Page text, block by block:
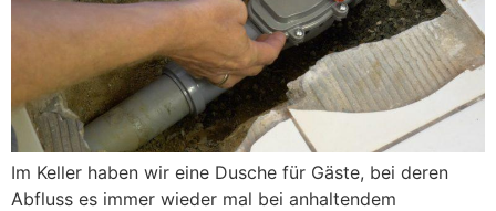
Im Keller haben wir eine Dusche für Gäste, bei deren
Abfluss es immer wieder mal bei anhaltendem